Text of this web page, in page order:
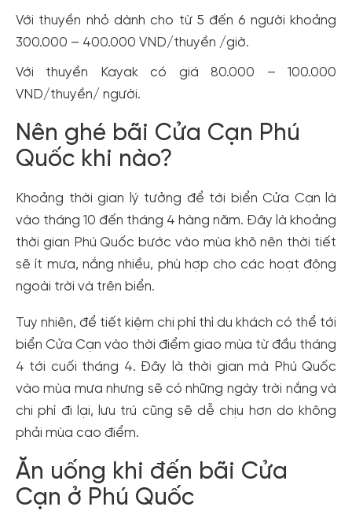
Với thuyền nhỏ dành cho từ 5 đến 6 người khoảng
300.000 – 400.000 VND/thuyền /giờ.
Với thuyền Kayak có giá 80.000 – 100.000
VND/thuyền/ người.
Nên ghé bãi Cửa Cạn Phú
Quốc khi nào?
Khoảng thời gian lý tưởng để tới biển Cửa Cạn là
vào tháng 10 đến tháng 4 hàng năm. Đây là khoảng
thời gian Phú Quốc bước vào mùa khô nên thời tiết
sẽ ít mưa, nắng nhiều, phù hợp cho các hoạt động
ngoài trời và trên biển.
Tuy nhiên, để tiết kiệm chi phí thì du khách có thể tới
biển Cửa Cạn vào thời điểm giao mùa từ đầu tháng
4 tới cuối tháng 4. Đây là thời gian mà Phú Quốc
vào mùa mưa nhưng sẽ có những ngày trời nắng và
chi phí đi lại, lưu trú cũng sẽ dễ chịu hơn do không
phải mùa cao điểm.
Ăn uống khi đến bãi Cửa
Cạn ở Phú Quốc